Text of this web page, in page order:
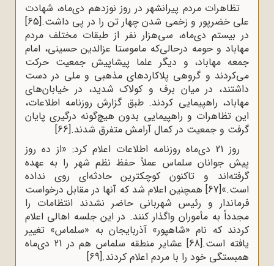
تظاهرات مردم پیرانشهر در روز نوزدهم دی‌ماه، شهادت
علی خضرپور و زخمی شدن چهار تن را در پی داشت.[65]
در بیستم دی‌ماه، سی‌هزار نفر از طبقات مختلف مردم
مهاباد و حومه درحالی‌که ماموستا عزالدین حسینی، امام
جمعه مهاباد، و دیگر علما پیشاپیش جمعیت حرکت
می‌کردند و گروهی پلاکاردهای مذهبی و ملی در دست
داشتند، در میان برف و کولاک شدید، در خیابان‌های
مهاباد، راهپیمایی کردند. طبق گزارش روزنامه اطلاعات،
این تظاهرات و راهپیمایی بدون هیچ‌گونه درگیری پایان
گرفت و جمعیت در کمال آرامش متفرق شدند.[66]
روز 21 دی‌ماه روزنامه اطلاعات اعلام کرد: «از ده روز
پیش جوانان سلماس عملاً حفظ نظم شهر را به عهده
گرفته‌اند و تاکنون کوچکترین حادثه‌ای روی نداده
است.»[67]
همچنین اعلام شد که آنها در مقابل درخواست
فرماندار و رئیس شهربانی حاضر نشدند انتظامات را
مجدداً به مأموران واگذار کنند. در این جلسه اهالی اعلام
کردند که نام «شاهپور» آذربایجان به «سلماس» تغییر
یافته است.[68]
عشایر منطقه سلماس هم در 21 دی‌ماه
همبستگی خود را با مردم اعلام کردند.[69]